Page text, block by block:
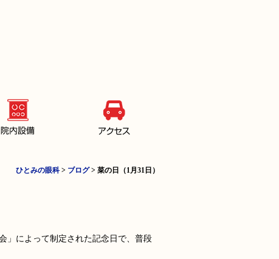
ひとみの眼科> ブログ> 菜の日（1月31日）
」によって制定された記念日で、普段